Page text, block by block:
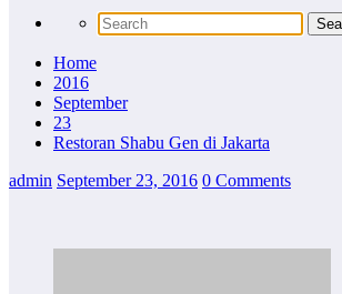
Home
2016
September
23
Restoran Shabu Gen di Jakarta
admin September 23, 2016 0 Comments